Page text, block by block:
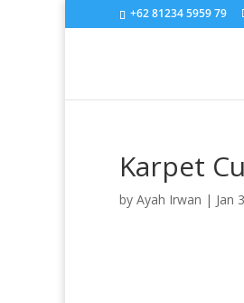
+62 81234 5959 79
Karpet
by Ayah Irwan | Jan